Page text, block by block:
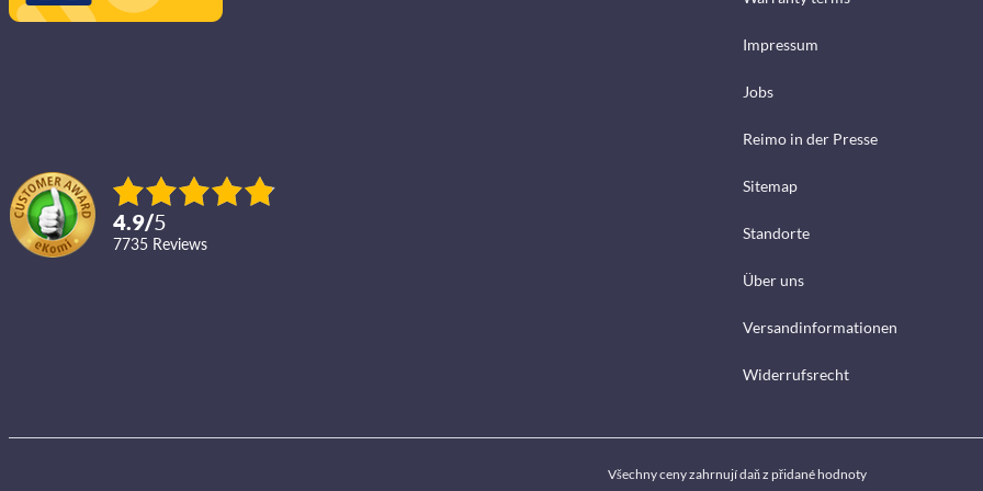
4.9/5
7735 reviews
Impressum
Jobs
Reimo in der Presse
Sitemap
Standorte
Über uns
Versandinformationen
Widerrufsrecht
Všechny ceny zahrnují daň z přidané hodnoty